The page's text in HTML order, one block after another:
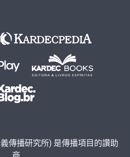
傳播研究所) 是傳播項目的讚助
商.